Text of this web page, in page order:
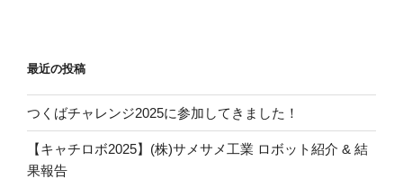
ン
最近の投稿
つくばチャレンジ2025に参加してきました！
【キャチロボ2025】(株)サメサメ工業 ロボット紹介 & 結
果報告